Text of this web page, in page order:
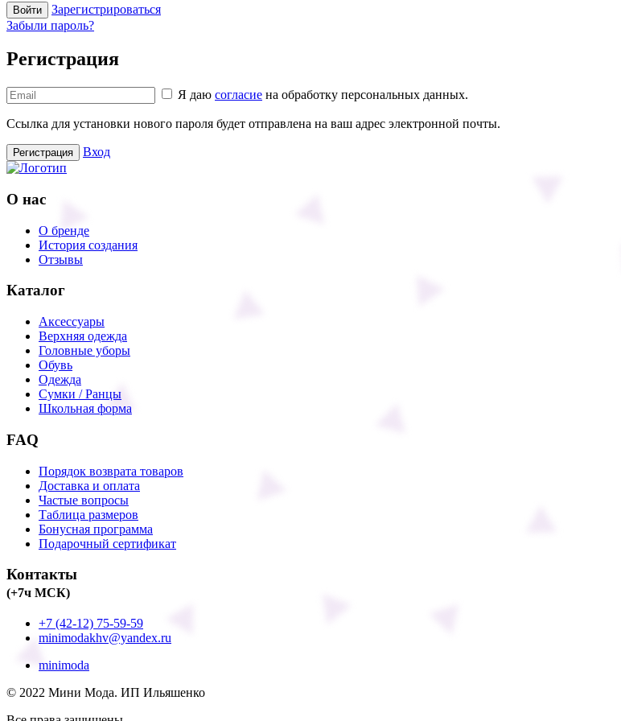
Войти
Зарегистрироваться
Забыли пароль?
Регистрация
Я даю согласие на обработку персональных данных.
Ссылка для установки нового пароля будет отправлена ​​на ваш адрес электронной почты.
Регистрация Вход
О нас
О бренде
История создания
Отзывы
Каталог
Аксессуары
Верхняя одежда
Головные уборы
Обувь
Одежда
Сумки / Ранцы
Школьная форма
FAQ
Порядок возврата товаров
Доставка и оплата
Частые вопросы
Таблица размеров
Бонусная программа
Подарочный сертификат
Контакты
(+7ч МСК)
+7 (42-12) 75-59-59
minimodakhv@yandex.ru
minimoda
© 2022 Мини Мода. ИП Ильяшенко